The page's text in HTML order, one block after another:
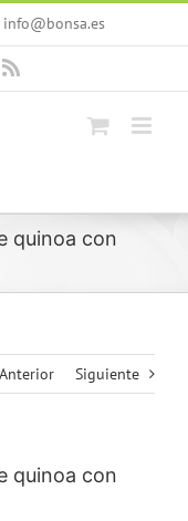
info@bonsa.es
quinoa con
Anterior Siguiente
quinoa con